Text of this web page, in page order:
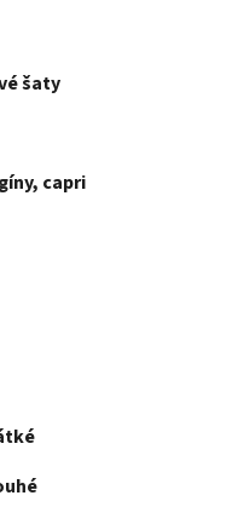
šaty
capri